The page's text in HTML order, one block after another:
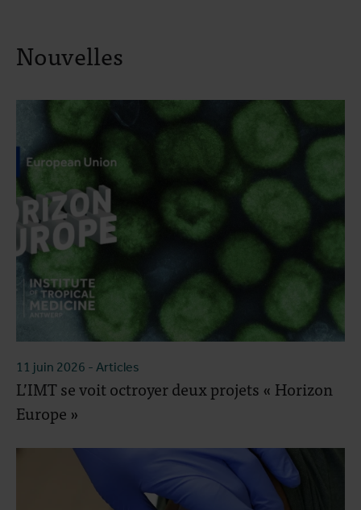
Nouvelles
11 juin 2026 - Articles
L’IMT se voit octroyer deux projets « Horizon
Europe »